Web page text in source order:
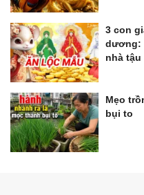
3 con
dương:
nhà tậu
Mẹo
bụi to